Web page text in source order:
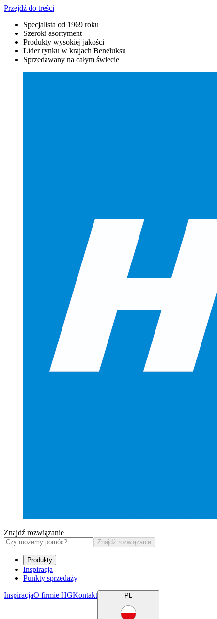
Przejdź do treści
Specjalista od 1969 roku
Szeroki asortyment
Produkty wysokiej jakości
Lider rynku w krajach Beneluksu
Sprzedawany na całym świecie
Znajdź rozwiązanie
Znajdź rozwiązanie
Produkty
Inspiracja
Punkty sprzedaży
InspiracjaO firmie HGKontakt PL